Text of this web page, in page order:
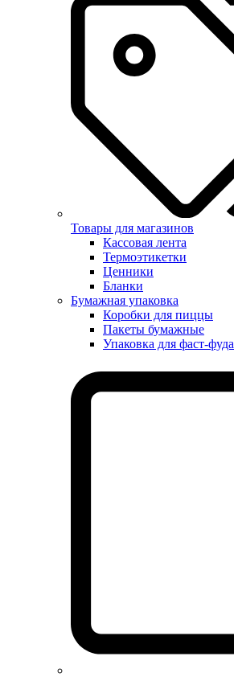
Товары для магазинов
Кассовая лента
Термоэтикетки
Ценники
Бланки
Бумажная упаковка
Коробки для пиццы
Пакеты бумажные
Упаковка для фаст-фуда